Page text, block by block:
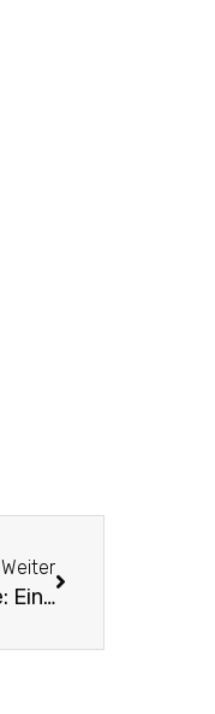
Weiter
Die Vorteile des Tragens einer Schulterkompressionsorthese: Ein umfassender Leitfaden